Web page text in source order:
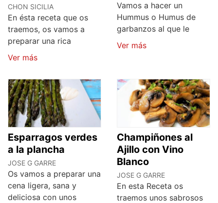
CHON SICILIA
En ésta receta que os
traemos, os vamos a
preparar una rica
Ver más
Vamos a hacer un
Hummus o Humus de
garbanzos al que le
Ver más
Esparragos verdes
a la plancha
JOSE G GARRE
Os vamos a preparar una
cena ligera, sana y
deliciosa con unos
Champiñones al
Ajillo con Vino
Blanco
JOSE G GARRE
En esta Receta os
traemos unos sabrosos